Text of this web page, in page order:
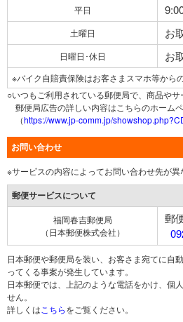
平日
土曜日 お
日曜日･休日 お
※バイク自賠責保険はお客さまスマホ等から
○いつもご利用されている郵便局で、商品や
郵便局広告の詳しい内容はこちらのホーム
（https://www.jp-comm.jp/
お問い合わせ
※サービスの内容によってお問い合わせ先が異
郵便サービスについて
福岡春吉郵便局
（日本郵便株式会社）
郵
日本郵便や郵便局を装い、お客さま宛てに自
ってくる事案が発生しています。
日本郵便では、上記のような電話をかけ、個
せん。
詳しくは こちらをご覧ください。